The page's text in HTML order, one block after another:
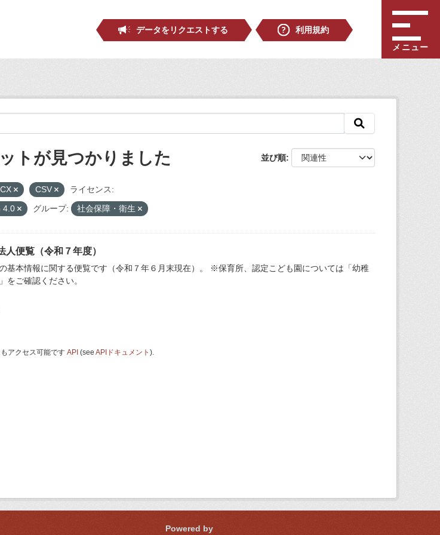
データをリクエストする
利用規約
メニュー
並び順
トが見つかりました
CSV
ライセンス:
4.0
グループ: 社会保障・衛生
人便覧（令和７年度）
基本情報に関する便覧です（令和７年６月末現在）。 ※保育所、認定こども園については「幼稚
をご確認ください。
アクセス可能です API (see APIドキュメント ).
Powered by